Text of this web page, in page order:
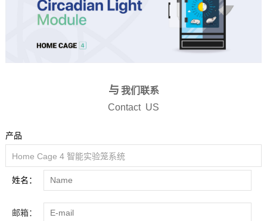
与 我们联系
Contact US
产品
姓名：
邮箱：